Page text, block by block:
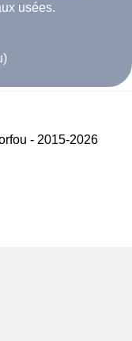
usées.
- 2015-2026